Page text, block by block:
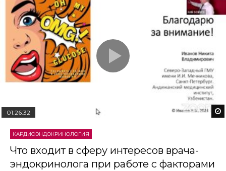
01:26:32
КАРДИОЭНДОКРИНОЛОГИЯ
Что входит в сферу интересов врача-
эндокринолога при работе с факторами